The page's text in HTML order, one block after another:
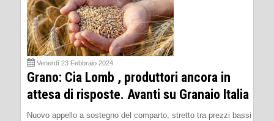
Venerdì 23 Febbraio 2024
Grano: Cia Lomb , produttori ancora in
attesa di risposte. Avanti su Granaio Italia
Nuovo appello a sostegno del comparto, stretto tra prezzi bassi